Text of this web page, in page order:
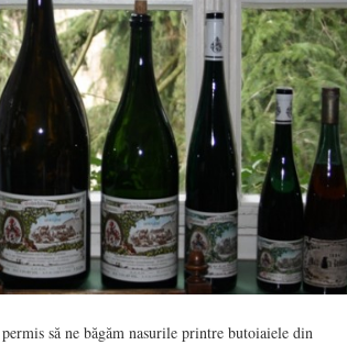
să ne băgăm nasurile printre butoiaiele din